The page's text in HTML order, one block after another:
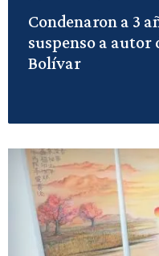
Condenaron a 3
suspenso a autor
Bolívar